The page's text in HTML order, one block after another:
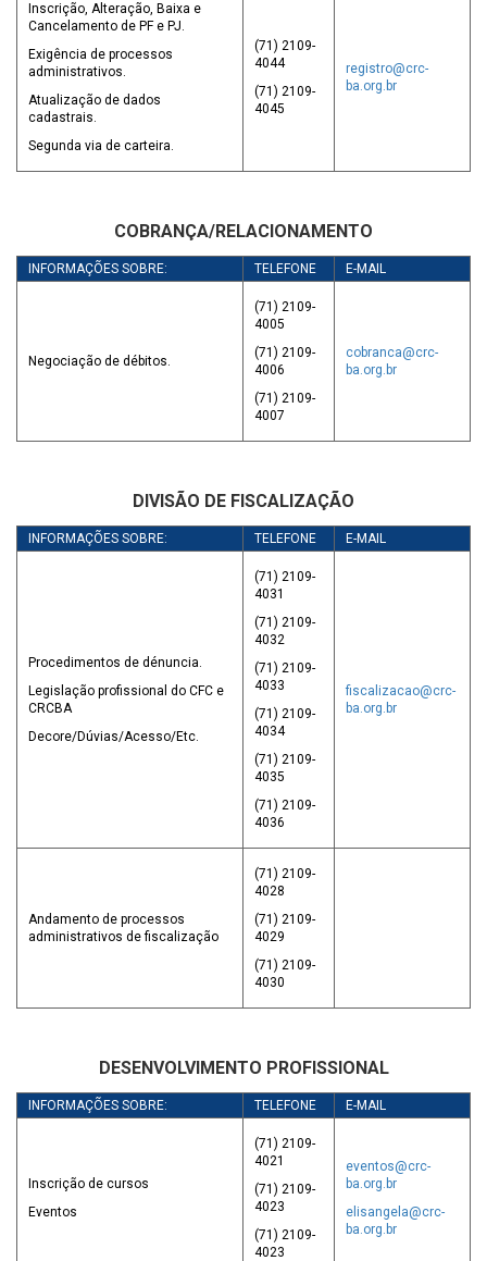
Inscrição, Alteração, Baixa e
Cancelamento de PF e PJ.
Exigência de processos
administrativos.
Atualização de dados
cadastrais.
Segunda via de carteira.
(71) 2109-
4044
(71) 2109-
4045
registro@crc-
ba.org.br
COBRANÇA/RELACIONAMENTO
INFORMAÇÕES SOBRE: TELEFONE E-MAIL
Negociação de débitos.
(71) 2109-
4005
(71) 2109-
4006
(71) 2109-
4007
cobranca@crc-
ba.org.br
DIVISÃO DE FISCALIZAÇÃO
INFORMAÇÕES SOBRE: TELEFONE E-MAIL
Procedimentos de dénuncia.
Legislação profissional do CFC e
CRCBA
Decore/Dúvias/Acesso/Etc.
(71) 2109-
4031
(71) 2109-
4032
(71) 2109-
4033
(71) 2109-
4034
(71) 2109-
4035
(71) 2109-
4036
fiscalizacao@crc-
ba.org.br
Andamento de processos
administrativos de fiscalização
(71) 2109-
4028
(71) 2109-
4029
(71) 2109-
4030
DESENVOLVIMENTO PROFISSIONAL
INFORMAÇÕES SOBRE: TELEFONE E-MAIL
Inscrição de cursos
Eventos
(71) 2109-
4021
(71) 2109-
4023
(71) 2109-
4023
eventos@crc-
ba.org.br
elisangela@crc-
ba.org.br